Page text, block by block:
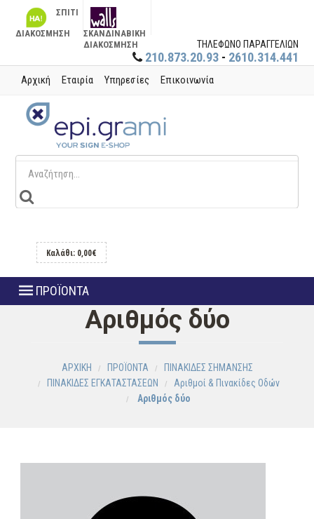
ΣΠΙΤΙ
ΔΙΑΚΟΣΜΗΣΗ
ΣΚΑΝΔΙΝΑΒΙΚΗ
ΔΙΑΚΟΣΜΗΣΗ
ΤΗΛΕΦΩΝΟ ΠΑΡΑΓΓΕΛΙΩΝ
210.873.20.93 - 2610.314.441
Αρχική Εταιρία Υπηρεσίες Επικοινωνία
Καλάθι: 0,00€
ΠΡΟΪΟΝΤΑ
Αριθμός δύο
ΑΡΧΙΚΗ ΠΡΟΪΟΝΤΑ
ΠΙΝΑΚΙΔΕΣ ΣΗΜΑΝΣΗΣ
ΠΙΝΑΚΙΔΕΣ ΕΓΚΑΤΑΣΤΑΣΕΩΝ
Αριθμοί & Πινακίδες Οδών
Αριθμός δύο